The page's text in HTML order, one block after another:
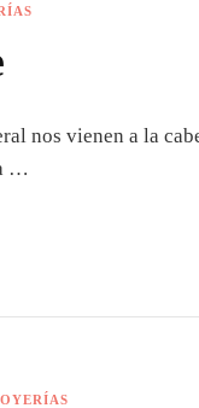
nos vienen a la
…